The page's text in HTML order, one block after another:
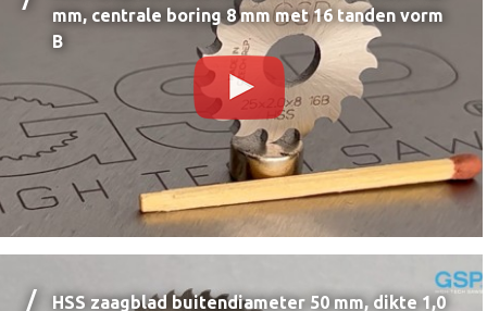
mm, centrale boring 8 mm met 16 tanden vorm
B
HSS zaagblad buitendiameter 50 mm, dikte 1,0